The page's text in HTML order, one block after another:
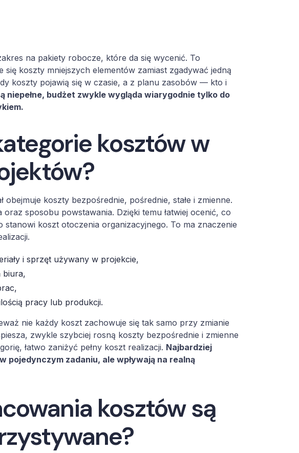
na pakiety robocze, które da się wycenić. To
koszty mniejszych elementów zamiast zgadywać jedną
koszty pojawią się w czasie, a z planu zasobów — kto i
niepełne, budżet zwykle wygląda wiarygodnie tylko do
kosztów w
koszty bezpośrednie, pośrednie, stałe i zmienne.
oraz sposobu powstawania. Dzięki temu łatwiej ocenić, co
koszt otoczenia organizacyjnego. To ma znaczenie
i sprzęt używany w projekcie,
biura,
pracy lub produkcji.
nie każdy koszt zachowuje się tak samo przy zmianie
zwykle szybciej rosną koszty bezpośrednie i zmienne
łatwo zaniżyć pełny koszt realizacji. Najbardziej
pojedynczym zadaniu, ale wpływają na realną
kosztów są